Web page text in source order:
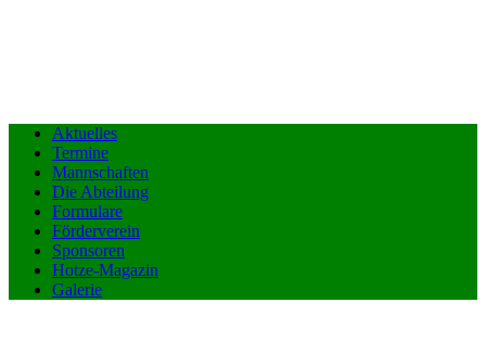
Aktuelles
Termine
Mannschaften
Die Abteilung
Formulare
Förderverein
Sponsoren
Hotze-Magazin
Galerie